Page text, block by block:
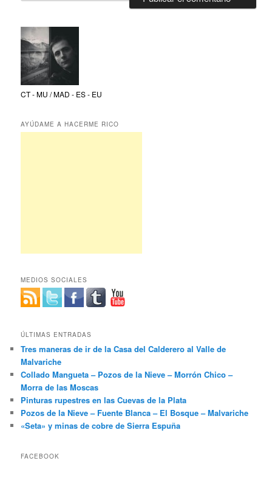
CT - MU / MAD - ES - EU
AYÚDAME A HACERME RICO
MEDIOS SOCIALES
ÚLTIMAS ENTRADAS
Tres maneras de ir de la Casa del Calderero al Valle de
Malvariche
Collado Mangueta – Pozos de la Nieve – Morrón Chico –
Morra de las Moscas
Pinturas rupestres en las Cuevas de la Plata
Pozos de la Nieve – Fuente Blanca – El Bosque – Malvariche
«Seta» y minas de cobre de Sierra Espuña
FACEBOOK